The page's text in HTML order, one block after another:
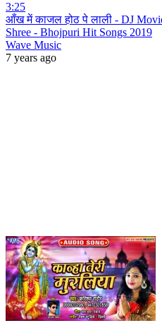
3:25
आँख में काजल होठ पे लाली - DJ
Shree - Bhojpuri Hit Songs 2019
Wave Music
7 years ago